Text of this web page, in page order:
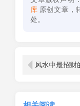
库 原创文章，
处。